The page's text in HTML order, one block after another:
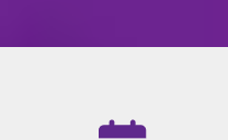
Resultados da nossa